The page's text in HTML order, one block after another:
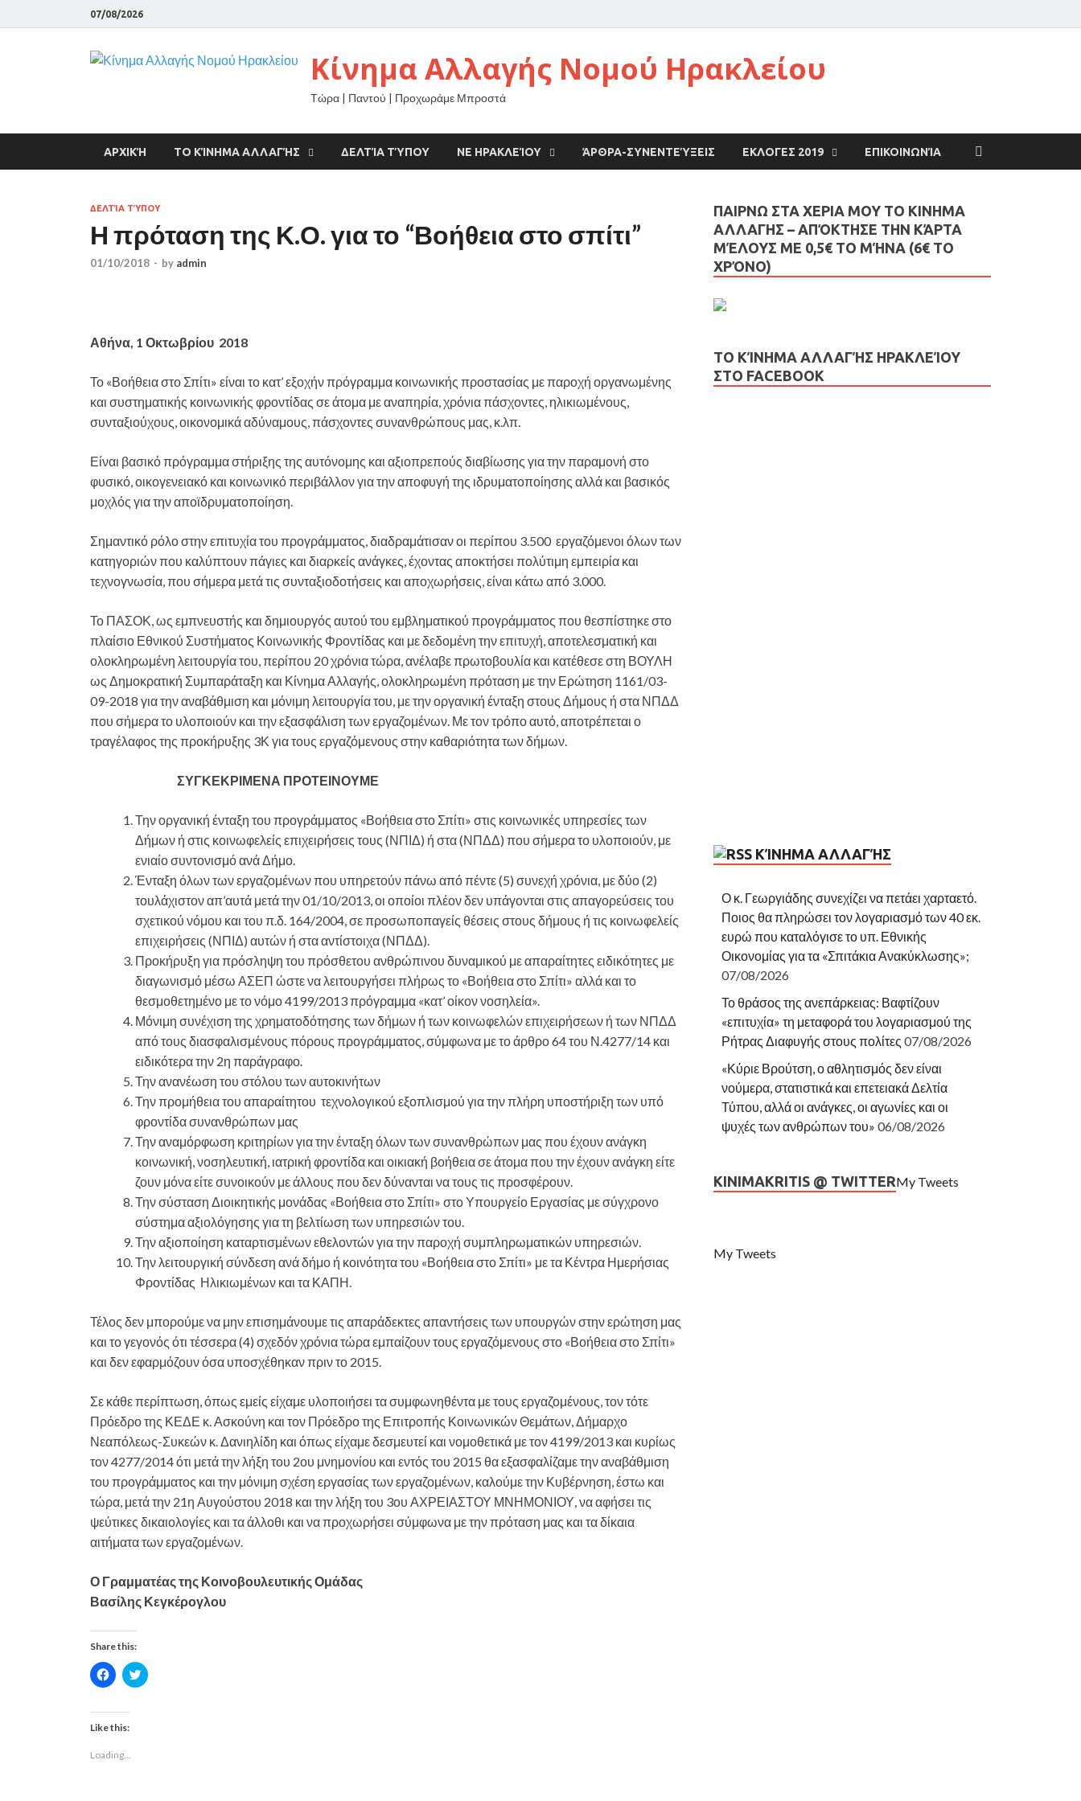
07/08/2026
Κίνημα Αλλαγής Νομού Ηρακλείου
Τώρα | Παντού | Προχωράμε Μπροστά
ΑΡΧΙΚΉ ΤΟ ΚΊΝΗΜΑ ΑΛΛΑΓΉΣ ΔΕΛΤΊΑ ΤΎΠΟΥ ΝΕ ΗΡΑΚΛΕΊΟΥ ΆΡΘΡΑ-ΣΥΝΕΝΤΕΎΞΕΙΣ ΕΚΛΟΓΕΣ 2019 ΕΠΙΚΟΙΝΩΝΊΑ
ΔΕΛΤΊΑ ΤΎΠΟΥ
Η πρόταση της Κ.Ο. για το “Βοήθεια στο σπίτι”
01/10/2018 - by admin
Αθήνα, 1 Οκτωβρίου 2018
Το «Βοήθεια στο Σπίτι» είναι το κατ’ εξοχήν πρόγραμμα κοινωνικής προστασίας με παροχή οργανωμένης
και συστηματικής κοινωνικής φροντίδας σε άτομα με αναπηρία, χρόνια πάσχοντες, ηλικιωμένους,
συνταξιούχους, οικονομικά αδύναμους, πάσχοντες συνανθρώπους μας, κ.λπ.
Είναι βασικό πρόγραμμα στήριξης της αυτόνομης και αξιοπρεπούς διαβίωσης για την παραμονή στο
φυσικό, οικογενειακό και κοινωνικό περιβάλλον για την αποφυγή της ιδρυματοποίησης αλλά και βασικός
μοχλός για την αποϊδρυματοποίηση.
Σημαντικό ρόλο στην επιτυχία του προγράμματος, διαδραμάτισαν οι περίπου 3.500 εργαζόμενοι όλων των
κατηγοριών που καλύπτουν πάγιες και διαρκείς ανάγκες, έχοντας αποκτήσει πολύτιμη εμπειρία και
τεχνογνωσία, που σήμερα μετά τις συνταξιοδοτήσεις και αποχωρήσεις, είναι κάτω από 3.000.
Το ΠΑΣΟΚ, ως εμπνευστής και δημιουργός αυτού του εμβληματικού προγράμματος που θεσπίστηκε στο
πλαίσιο Εθνικού Συστήματος Κοινωνικής Φροντίδας και με δεδομένη την επιτυχή, αποτελεσματική και
ολοκληρωμένη λειτουργία του, περίπου 20 χρόνια τώρα, ανέλαβε πρωτοβουλία και κατέθεσε στη ΒΟΥΛΗ
ως Δημοκρατική Συμπαράταξη και Κίνημα Αλλαγής, ολοκληρωμένη πρόταση με την Ερώτηση 1161/03-
09-2018 για την αναβάθμιση και μόνιμη λειτουργία του, με την οργανική ένταξη στους Δήμους ή στα ΝΠΔΔ
που σήμερα το υλοποιούν και την εξασφάλιση των εργαζομένων. Με τον τρόπο αυτό, αποτρέπεται ο
τραγέλαφος της προκήρυξης 3Κ για τους εργαζόμενους στην καθαριότητα των δήμων.
ΣΥΓΚΕΚΡΙΜΕΝΑ ΠΡΟΤΕΙΝΟΥΜΕ
Την οργανική ένταξη του προγράμματος «Βοήθεια στο Σπίτι» στις κοινωνικές υπηρεσίες των
Δήμων ή στις κοινωφελείς επιχειρήσεις τους (ΝΠΙΔ) ή στα (ΝΠΔΔ) που σήμερα το υλοποιούν, με
ενιαίο συντονισμό ανά Δήμο.
Ένταξη όλων των εργαζομένων που υπηρετούν πάνω από πέντε (5) συνεχή χρόνια, με δύο (2)
τουλάχιστον απ’αυτά μετά την 01/10/2013, οι οποίοι πλέον δεν υπάγονται στις απαγορεύσεις του
σχετικού νόμου και του π.δ. 164/2004, σε προσωποπαγείς θέσεις στους δήμους ή τις κοινωφελείς
επιχειρήσεις (ΝΠΙΔ) αυτών ή στα αντίστοιχα (ΝΠΔΔ).
Προκήρυξη για πρόσληψη του πρόσθετου ανθρώπινου δυναμικού με απαραίτητες ειδικότητες με
διαγωνισμό μέσω ΑΣΕΠ ώστε να λειτουργήσει πλήρως το «Βοήθεια στο Σπίτι» αλλά και το
θεσμοθετημένο με το νόμο 4199/2013 πρόγραμμα «κατ’ οίκον νοσηλεία».
Μόνιμη συνέχιση της χρηματοδότησης των δήμων ή των κοινωφελών επιχειρήσεων ή των ΝΠΔΔ
από τους διασφαλισμένους πόρους προγράμματος, σύμφωνα με το άρθρο 64 του Ν.4277/14 και
ειδικότερα την 2η παράγραφο.
Την ανανέωση του στόλου των αυτοκινήτων
Την προμήθεια του απαραίτητου τεχνολογικού εξοπλισμού για την πλήρη υποστήριξη των υπό
φροντίδα συνανθρώπων μας
Την αναμόρφωση κριτηρίων για την ένταξη όλων των συνανθρώπων μας που έχουν ανάγκη
κοινωνική, νοσηλευτική, ιατρική φροντίδα και οικιακή βοήθεια σε άτομα που την έχουν ανάγκη είτε
ζουν μόνα είτε συνοικούν με άλλους που δεν δύνανται να τους τις προσφέρουν.
Την σύσταση Διοικητικής μονάδας «Βοήθεια στο Σπίτι» στο Υπουργείο Εργασίας με σύγχρονο
σύστημα αξιολόγησης για τη βελτίωση των υπηρεσιών του.
Την αξιοποίηση καταρτισμένων εθελοντών για την παροχή συμπληρωματικών υπηρεσιών.
Την λειτουργική σύνδεση ανά δήμο ή κοινότητα του «Βοήθεια στο Σπίτι» με τα Κέντρα Ημερήσιας
Φροντίδας Ηλικιωμένων και τα ΚΑΠΗ.
Τέλος δεν μπορούμε να μην επισημάνουμε τις απαράδεκτες απαντήσεις των υπουργών στην ερώτηση μας
και το γεγονός ότι τέσσερα (4) σχεδόν χρόνια τώρα εμπαίζουν τους εργαζόμενους στο «Βοήθεια στο Σπίτι»
και δεν εφαρμόζουν όσα υποσχέθηκαν πριν το 2015.
Σε κάθε περίπτωση, όπως εμείς είχαμε υλοποιήσει τα συμφωνηθέντα με τους εργαζομένους, τον τότε
Πρόεδρο της ΚΕΔΕ κ. Ασκούνη και τον Πρόεδρο της Επιτροπής Κοινωνικών Θεμάτων, Δήμαρχο
Νεαπόλεως-Συκεών κ. Δανιηλίδη και όπως είχαμε δεσμευτεί και νομοθετικά με τον 4199/2013 και κυρίως
τον 4277/2014 ότι μετά την λήξη του 2ου μνημονίου και εντός του 2015 θα εξασφαλίζαμε την αναβάθμιση
του προγράμματος και την μόνιμη σχέση εργασίας των εργαζομένων, καλούμε την Κυβέρνηση, έστω και
τώρα, μετά την 21η Αυγούστου 2018 και την λήξη του 3ου ΑΧΡΕΙΑΣΤΟΥ ΜΝΗΜΟΝΙΟΥ, να αφήσει τις
ψεύτικες δικαιολογίες και τα άλλοθι και να προχωρήσει σύμφωνα με την πρόταση μας και τα δίκαια
αιτήματα των εργαζομένων.
Ο Γραμματέας της Κοινοβουλευτικής Ομάδας
Βασίλης Κεγκέρογλου
Share this:
C
l
k
t
o
h
C
l
Like this:
Loading...
ΠΑΙΡΝΩ ΣΤΑ ΧΕΡΙΑ ΜΟΥ ΤΟ ΚΙΝΗΜΑ
ΑΛΛΑΓΗΣ – AΠΌΚΤΗΣΕ ΤΗΝ ΚΆΡΤΑ
ΜΈΛΟΥΣ ΜΕ 0,5€ ΤΟ ΜΉΝΑ (6€ ΤΟ
ΧΡΌΝΟ)
ΤΟ ΚΊΝΗΜΑ ΑΛΛΑΓΉΣ ΗΡΑΚΛΕΊΟΥ
ΣΤΟ FACEBOOK
ΚΊΝΗΜΑ ΑΛΛΑΓΉΣ
Ο κ. Γεωργιάδης συνεχίζει να πετάει χαρταετό.
Ποιος θα πληρώσει τον λογαριασμό των 40 εκ.
ευρώ που καταλόγισε το υπ. Εθνικής
Οικονομίας για τα «Σπιτάκια Ανακύκλωσης»;
07/08/2026
Το θράσος της ανεπάρκειας: Βαφτίζουν
«επιτυχία» τη μεταφορά του λογαριασμού της
Ρήτρας Διαφυγής στους πολίτες 07/08/2026
«Κύριε Βρούτση, ο αθλητισμός δεν είναι
νούμερα, στατιστικά και επετειακά Δελτία
Τύπου, αλλά οι ανάγκες, οι αγωνίες και οι
ψυχές των ανθρώπων του» 06/08/2026
KINIMAKRITIS @ TWITTERMy Tweets
My Tweets